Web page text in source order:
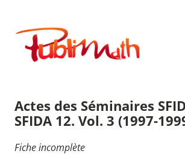
contenu
Publimath
Actes des Séminaires
SFIDA 12. Vol. 3 (1997-
Fiche incomplète